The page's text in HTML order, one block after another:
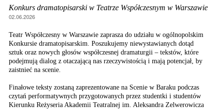
Konkurs dramatopisarski w Teatrze Współczesnym w Warszawie
02.06.2026
Teatr Współczesny w Warszawie zaprasza do udziału w ogólnopolskim
Konkursie dramatopisarskim. Poszukujemy niewystawianych dotąd
sztuk oraz nowych głosów współczesnej dramaturgii – tekstów, które
podejmują dialog z otaczającą nas rzeczywistością i mają potencjał, by
zaistnieć na scenie.
Finałowe teksty zostaną zaprezentowane na Scenie w Baraku podczas
czytań performatywnych przygotowanych przez studentki i studentów
Kierunku Reżyseria Akademii Teatralnej im. Aleksandra Zelwerowicza